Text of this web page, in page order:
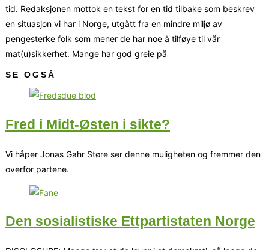
tid. Redaksjonen mottok en tekst for en tid tilbake som beskrev
en situasjon vi har i Norge, utgått fra en mindre miljø av
pengesterke folk som mener de har noe å tilføye til vår
mat(u)sikkerhet. Mange har god greie på
SE OGSÅ
Fred i Midt-Østen i sikte?
Vi håper Jonas Gahr Støre ser denne muligheten og fremmer den
overfor partene.
Den sosialistiske Ettpartistaten Norge